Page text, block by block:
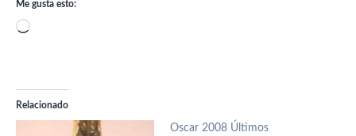
Me gusta esto:
Cargando...
Relacionado
Oscar 2008 Últimos